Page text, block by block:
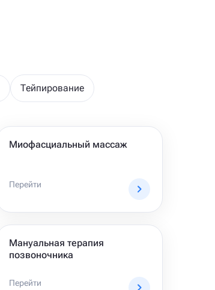
Тейпирование
Миофасциальный массаж
Перейти
Мануальная терапия
позвоночника
Перейти